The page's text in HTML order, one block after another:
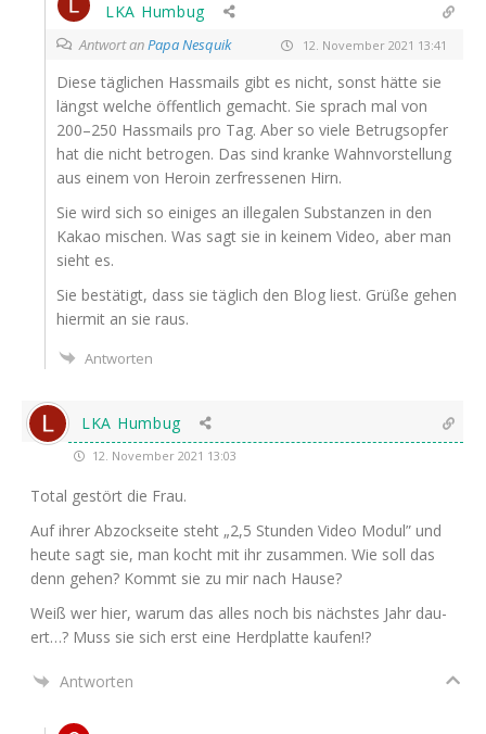
LKA Humbug
Antwort anPapa Nesquik 12. November 2021 13:41
Die­se täg­li­chen Hass­mails gibt es nicht, sonst hät­te sie
längst wel­che öffent­lich gemacht. Sie sprach mal von
200–250 Hass­mails pro Tag. Aber so vie­le Betrugs­op­fer
hat die nicht betro­gen. Das sind kran­ke Wahn­vor­stel­lung
aus einem von Hero­in zer­fres­se­nen Hirn.
Sie wird sich so eini­ges an ille­ga­len Sub­stan­zen in den
Kakao mischen. Was sagt sie in kei­nem Video, aber man
sieht es.
Sie bestä­tigt, dass sie täg­lich den Blog liest. Grü­ße gehen
hier­mit an sie raus.
Antworten
LKA Humbug
12. November 2021 13:03
Total gestört die Frau.
Auf ihrer Abzock­sei­te steht „2,5 Stun­den Video Modul” und
heu­te sagt sie, man kocht mit ihr zusam­men. Wie soll das
denn gehen? Kommt sie zu mir nach Hause?
Weiß wer hier, war­um das alles noch bis nächs­tes Jahr dau­
ert…? Muss sie sich erst eine Herd­plat­te kaufen!?
Antworten